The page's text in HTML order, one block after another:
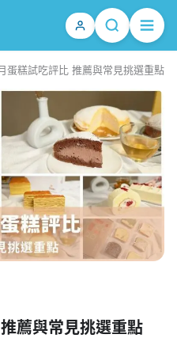
蛋糕試吃評比 推薦與常見挑選重點
薦與常見挑選重點